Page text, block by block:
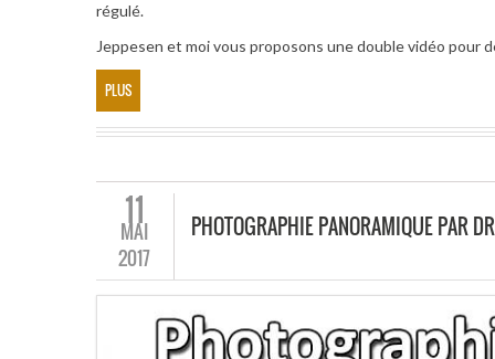
régulé.
Jeppesen et moi vous proposons une double vidéo
PLUS
11
MAI
2017
PHOTOGRAPHIE PANORAMIQUE PAR